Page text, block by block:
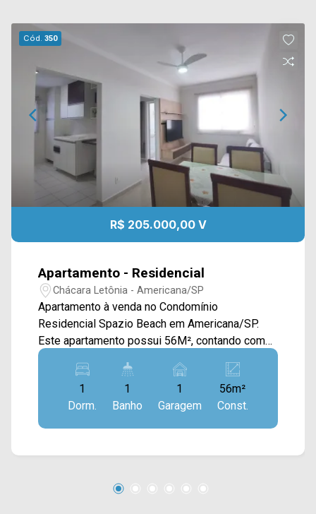
Cód.350
R$ 205.000,00 V
Apartamento - Residencial
Chácara Letônia - Americana/SP
Apartamento à venda no Condomínio
Residencial Spazio Beach em Americana/SP.
Este apartamento possui 56M², contando com
sala de estar e de jantar integradas, cozinha
planejada e conectada com a área de serviço. >
02 quartos; > 01 banheiro social; > 01 vaga de
garagem coberta. Aceita financiamento. Não
aceita permuta. Obs. porteira fechada, ou pode
bairro Chácara Letônia, este condomínio esta
Av. Antônio Centurione Boer e Rod. Anhanguera.
1
Dorm.
1
Banho
1
Garagem
56m²
Const.